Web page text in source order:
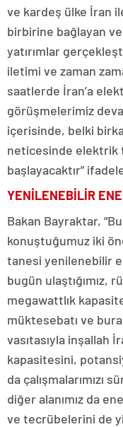
ve kardeş ülke İran
birbirine bağlayan
yatırımlar
iletimi ve zaman
saatlerde İran’a
görüşmelerimiz
içerisinde, belki
neticesinde elektrik
başlayacaktır”
YENİLENEBİLİR
Bakan Bayraktar,
konuştuğumuz iki
tanesi yenilenebilir
bugün ulaştığımız,
megawattlık
müktesebatı ve
vasıtasıyla inşallah
kapasitesini,
da çalışmalarımızı
diğer alanımız da
ve tecrübelerini de